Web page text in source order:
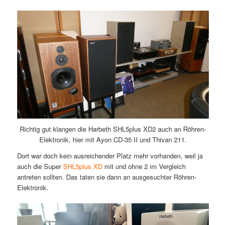
Richtig gut klangen die Harbeth SHL5plus XD2 auch an Röhren-
Elektronik, hier mit Ayon CD-35 II und Thivan 211.
Dort war doch kein ausreichender Platz mehr vorhanden, weil ja
auch die SuperSHL5plus XDmit und ohne 2 im Vergleich
antreten sollten. Das taten sie dann an ausgesuchter Röhren-
Elektronik.